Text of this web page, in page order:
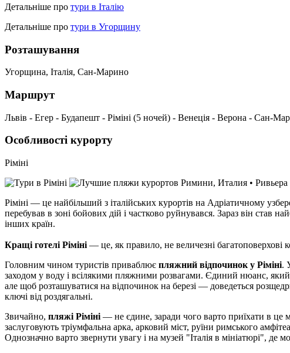
Детальніше про тури в Італію
Детальніше про тури в Угорщину
Розташування
Угорщина, Італія, Сан-Марино
Маршрут
Львів - Егер - Будапешт - Ріміні (5 ночей) - Венеція - Верона - Сан-
Особливості курорту
Ріміні
Ріміні — це найбільший з італійських курортів на Адріатичному
перебував в зоні бойових дій і частково руйнувався. Зараз він став
інших країн.
Кращі готелі Ріміні — це, як правило, не величезні багатоповерхові
Головним чином туристів приваблює пляжний відпочинок у Ріміні.
заходом у воду і всілякими пляжними розвагами. Єдиний нюанс,
але щоб розташуватися на відпочинок на березі — доведеться
ключі від роздягальні.
Звичайно, пляжі Ріміні — не єдине, заради чого варто приїхати в це
заслуговують тріумфальна арка, арковий міст, руїни римського
Однозначно варто звернути увагу і на музей "Італія в мініатюрі", де